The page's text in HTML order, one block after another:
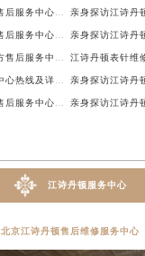
江诗丹顿服务中心
北京江诗丹顿售后维修服务中心